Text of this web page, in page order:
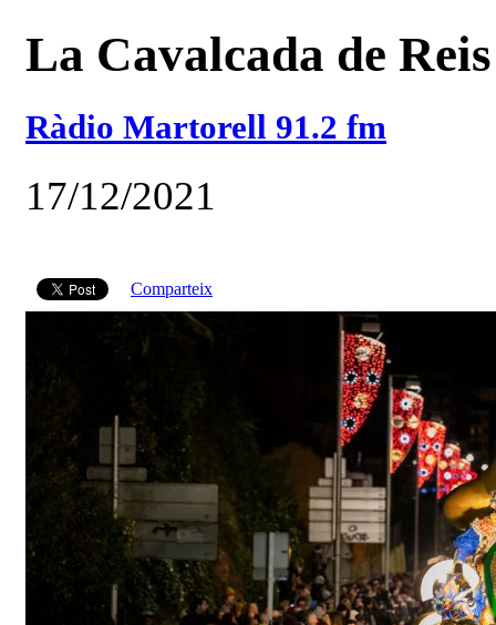
La Cavalcada de
Ràdio Martorell 91.2 fm
17/12/2021
Comparteix